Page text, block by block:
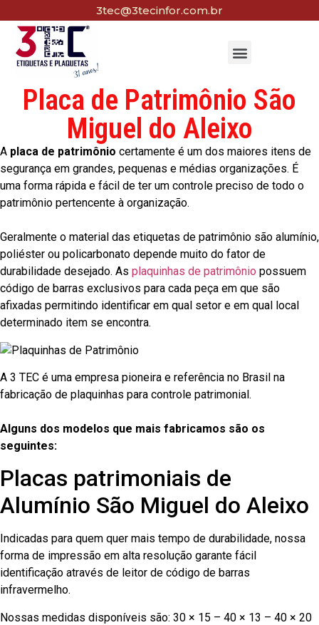
3tec@3tecinfor.com.br
Placa de Patrimônio São
Miguel do Aleixo
A placa de patrimônio certamente é um dos maiores itens de
segurança em grandes, pequenas e médias organizações. É
uma forma rápida e fácil de ter um controle preciso de todo o
patrimônio pertencente à organização.
Geralmente o material das etiquetas de patrimônio são alumínio,
poliéster ou policarbonato depende muito do fator de
durabilidade desejado. As plaquinhas de patrimônio possuem
código de barras exclusivos para cada peça em que são
afixadas permitindo identificar em qual setor e em qual local
determinado item se encontra.
A 3 TEC é uma empresa pioneira e referência no Brasil na
fabricação de plaquinhas para controle patrimonial.
Alguns dos modelos que mais fabricamos são os
seguintes:
Placas patrimoniais de
Alumínio São Miguel do Aleixo
Indicadas para quem quer mais tempo de durabilidade, nossa
forma de impressão em alta resolução garante fácil
identificação através de leitor de código de barras
infravermelho.
Nossas medidas disponíveis são: 30 × 15 – 40 × 13 – 40 × 20